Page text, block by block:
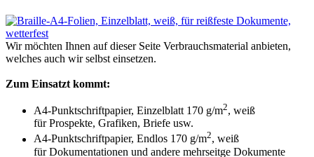
Wir möchten Ihnen auf dieser Seite Verbrauchsmaterial anbieten,
welches auch wir selbst einsetzen.
Zum Einsatzt kommt:
A4-Punktschriftpapier, Einzelblatt 170 g/m2, weiß
für Prospekte, Grafiken, Briefe usw.
A4-Punktschriftpapier, Endlos 170 g/m2, weiß
für Dokumentationen und andere mehrseitge Dokumente